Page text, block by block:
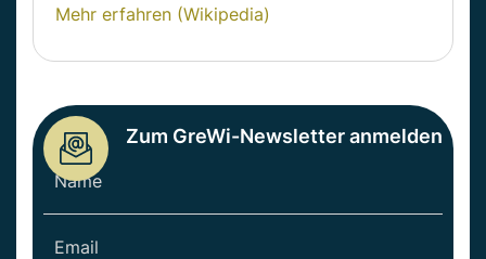
Mehr erfahren (Wikipedia)
Zum GreWi-Newsletter anmelden